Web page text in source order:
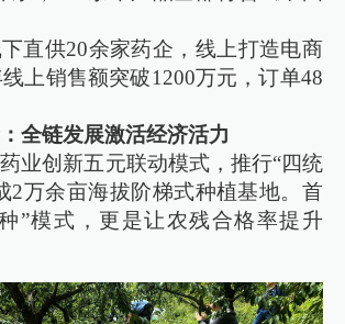
直供20余家药企，线上打造电商
上销售额突破1200万元，订单48
全链发展激活经济活力
业创新五元联动模式，推行“四统
2万余亩海拔阶梯式种植基地。首
”模式，更是让农残合格率提升